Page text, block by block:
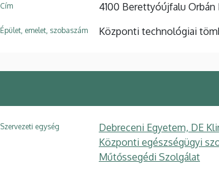
Cím 4100 Berettyóújfalu Orbán
Épület, emelet, szobaszám Központi technológiai
Szervezeti egység
Debreceni Egyetem, DE
Központi egészségügyi
Műtőssegédi Szolgálat